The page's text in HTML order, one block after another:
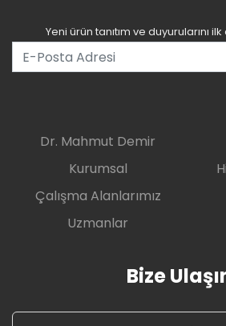
Yeni ürün tanıtım ve duyurularını
Dr. Mahmut Demir
Kurumsal
Çalışma Alanlarımız
Uzmanlar
Bize